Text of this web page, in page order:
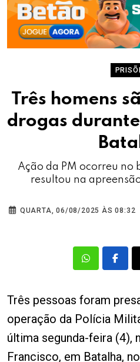
Três homens
drogas
Ação da PM ocorreu no
resultou na
QUARTA, 06/08/2025 ÀS 08:32
Três pessoas foram
operação da Polícia
última segunda-feira (4),
Francisco, em Batalha,